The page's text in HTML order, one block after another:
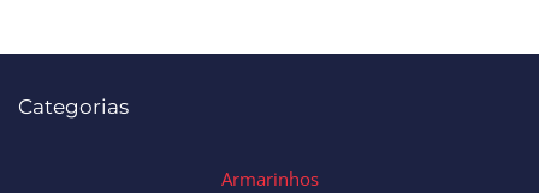
Categorias
Armarinhos